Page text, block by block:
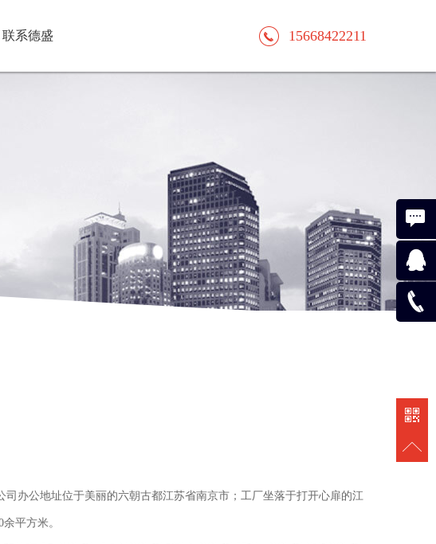
联系德盛 15668422211
办公地址位于美丽的六朝古都江苏省南京市；工厂坐落于打开心扉的江
平方米。
电脑在
线咨询
手机在